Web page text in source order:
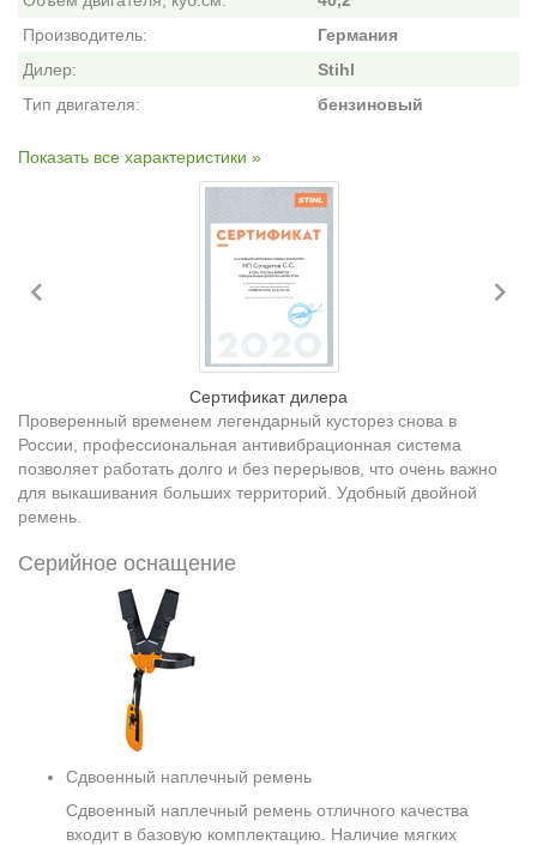
Производитель:
Германия
Дилер:
Stihl
Тип двигателя:
бензиновый
Показать все характеристики »
Сертификат дилера
Проверенный временем легендарный кусторез снова в
России, профессиональная антивибрационная система
позволяет работать долго и без перерывов, что очень важно
для выкашивания больших территорий. Удобный двойной
ремень.
Серийное оснащение
Сдвоенный наплечный ремень
Сдвоенный наплечный ремень отличного качества
входит в базовую комплектацию. Наличие мягких